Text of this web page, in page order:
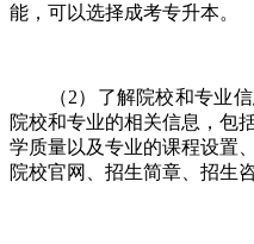
能，可以选择成考专升本。
（2）了解院校和专业信
院校和专业的相关信息，包
学质量以及专业的课程设置
院校官网、招生简章、招生